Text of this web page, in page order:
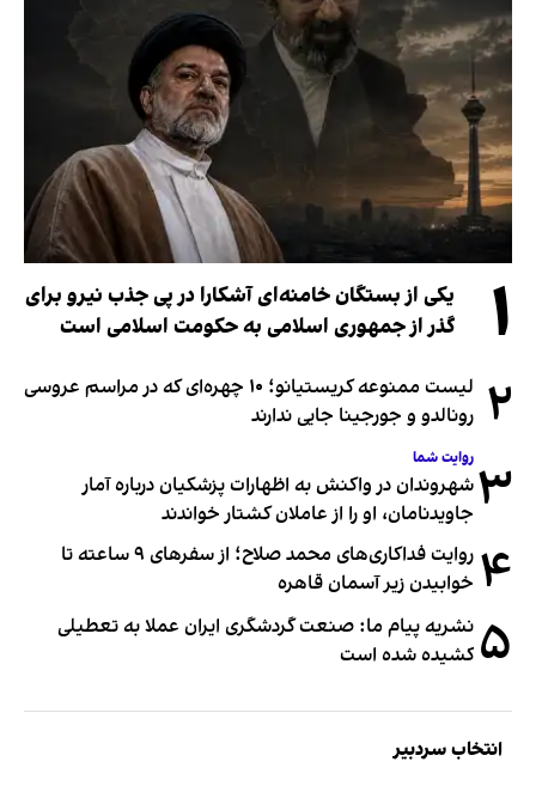
۱
یکی از بستگان خامنه‌ای آشکارا در پی جذب نیرو برای
گذر از جمهوری اسلامی به حکومت اسلامی است
۲
لیست ممنوعه کریستیانو؛ ۱۰ چهره‌ای که در مراسم عروسی
رونالدو و جورجینا جایی ندارند
۳ روایت شما
شهروندان در واکنش به اظهارات پزشکیان درباره آمار
جاویدنامان، او را از عاملان کشتار خواندند
۴
روایت فداکاری‌های محمد صلاح؛ از سفرهای ۹ ساعته تا
خوابیدن زیر آسمان قاهره
۵ نشریه پیام ما: صنعت گردشگری ایران عملا به تعطیلی
کشیده شده است
انتخاب سردبیر